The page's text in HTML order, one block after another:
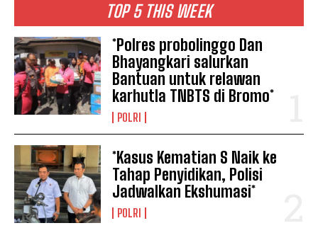
TOP 5 THIS WEEK
*Polres probolinggo Dan
Bhayangkari salurkan
Bantuan untuk relawan
karhutla TNBTS di Bromo*
POLRI
*Kasus Kematian S Naik ke
Tahap Penyidikan, Polisi
Jadwalkan Ekshumasi*
POLRI